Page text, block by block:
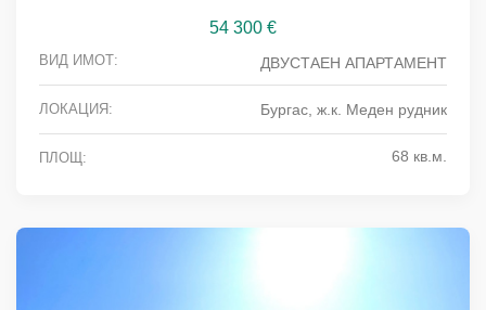
54 300 €
ВИД ИМОТ: ДВУСТАЕН АПАРТАМЕНТ
ЛОКАЦИЯ: Бургас, ж.к. Меден рудник
ПЛОЩ: 68 кв.м.